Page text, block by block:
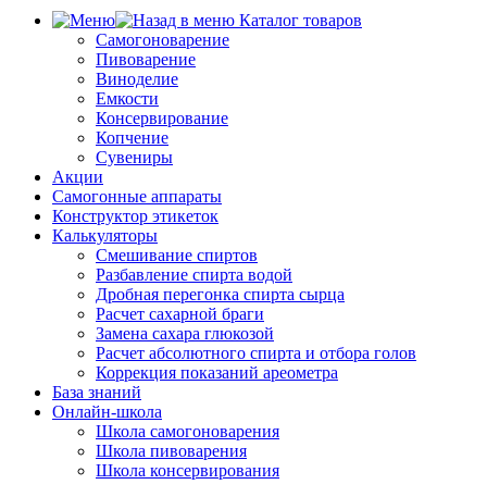
Каталог товаров
Самогоноварение
Пивоварение
Виноделие
Емкости
Консервирование
Копчение
Сувениры
Акции
Самогонные аппараты
Конструктор этикеток
Калькуляторы
Cмешивание спиртов
Разбавление спирта водой
Дробная перегонка спирта сырца
Расчет сахарной браги
Замена сахара глюкозой
Расчет абсолютного спирта и отбора голов
Коррекция показаний ареометра
База знаний
Онлайн-школа
Школа самогоноварения
Школа пивоварения
Школа консервирования